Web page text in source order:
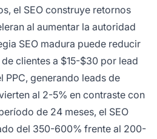
el SEO construye retornos
al aumentar la autoridad
SEO madura puede reducir
clientes a $15-$30 por lead
generando leads de
al 2-5% en contraste con
de 24 meses, el SEO
del 350-600% frente al 200-